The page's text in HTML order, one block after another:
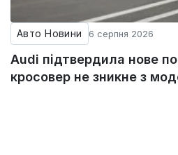
Авто Новини 6 серпня 2026
Audi підтвердила нове
кросовер не зникне з